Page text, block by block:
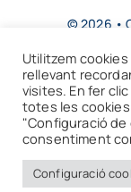
© 2026 •
Toggle
Navigation
Avís Legal
Política de privacitat
Utilitzem
rellevant
visites. En fer
totes les
"Configuració
consentiment
Configuració